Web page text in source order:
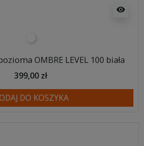
visibility
OMBRE LEVEL 100 biała
399,00 zł
DO KOSZYKA